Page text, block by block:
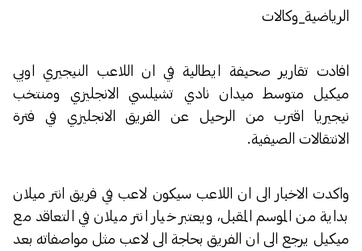
الرياضية_وكالات
افادت تقارير صحيفة ايطالية في ان اللاعب النيجيري اوبي
ميكيل متوسط ميدان نادي تشيلسي الانجليزي ومنتخب
نيجيريا اقترب من الرحيل عن الفريق الانجليزي في فترة
الانتقالات الصيفية.
واكدت الاخبار الى ان اللاعب سيكون لاعب في فريق انتر ميلان
بداية من الموسم المقبل، ويعتبر خيار انتر ميلان في التعاقد مع
ميكيل يرجع الى ان الفريق بحاجة الى لاعب مثل مواصفاته بعد